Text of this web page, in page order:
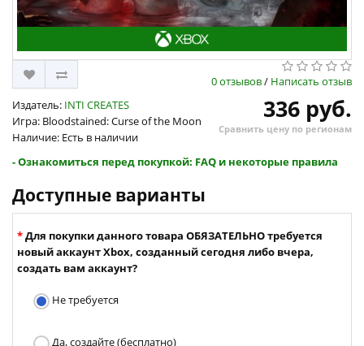
0 отзывов/ Написать отзыв
Издатель: INTI CREATES
Игра: Bloodstained: Curse of the Moon
Наличие: Есть в наличии
336 руб.
Сравнить цену по регионам
- Ознакомиться перед покупкой: FAQ и некоторые правила
Доступные варианты
Для покупки данного товара ОБЯЗАТЕЛЬНО требуется
новый аккаунт Xbox, созданный сегодня либо вчера,
создать вам аккаунт?
Не требуется
Да, создайте (бесплатно)